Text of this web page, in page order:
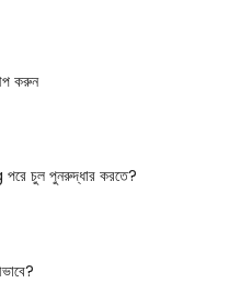
করুন
চুল পুনরুদ্ধার করতে?